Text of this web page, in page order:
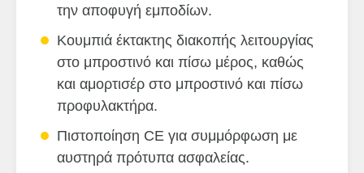
την αποφυγή εμποδίων.
Κουμπιά έκτακτης διακοπής λειτουργίας
στο μπροστινό και πίσω μέρος, καθώς
και αμορτισέρ στο μπροστινό και πίσω
προφυλακτήρα.
Πιστοποίηση CE για συμμόρφωση με
αυστηρά πρότυπα ασφαλείας.